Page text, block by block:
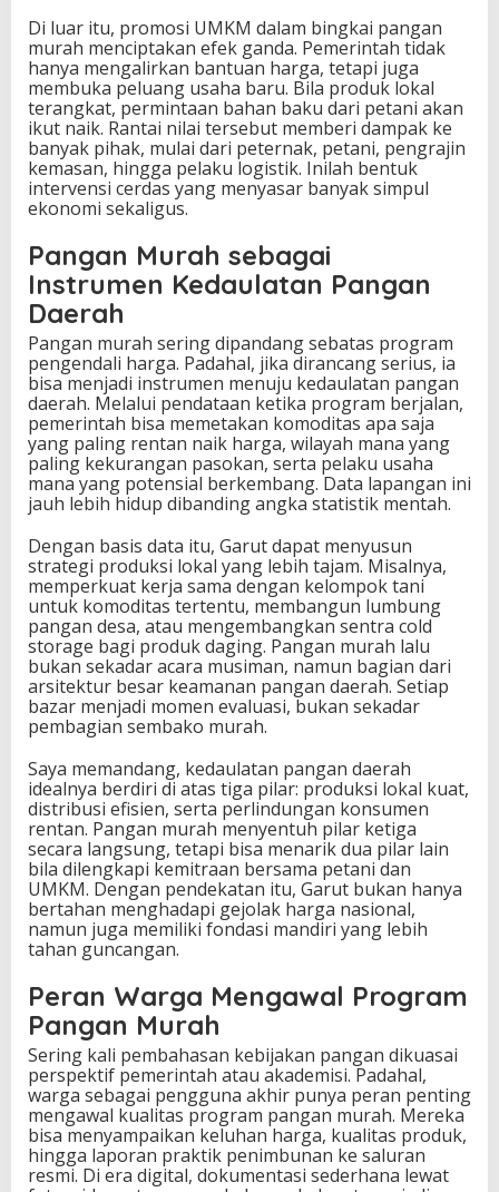
Di luar itu, promosi UMKM dalam bingkai pangan
murah menciptakan efek ganda. Pemerintah tidak
hanya mengalirkan bantuan harga, tetapi juga
membuka peluang usaha baru. Bila produk lokal
terangkat, permintaan bahan baku dari petani akan
ikut naik. Rantai nilai tersebut memberi dampak ke
banyak pihak, mulai dari peternak, petani, pengrajin
kemasan, hingga pelaku logistik. Inilah bentuk
intervensi cerdas yang menyasar banyak simpul
ekonomi sekaligus.
Pangan Murah sebagai
Instrumen Kedaulatan Pangan
Daerah
Pangan murah sering dipandang sebatas program
pengendali harga. Padahal, jika dirancang serius, ia
bisa menjadi instrumen menuju kedaulatan pangan
daerah. Melalui pendataan ketika program berjalan,
pemerintah bisa memetakan komoditas apa saja
yang paling rentan naik harga, wilayah mana yang
paling kekurangan pasokan, serta pelaku usaha
mana yang potensial berkembang. Data lapangan ini
jauh lebih hidup dibanding angka statistik mentah.
Dengan basis data itu, Garut dapat menyusun
strategi produksi lokal yang lebih tajam. Misalnya,
memperkuat kerja sama dengan kelompok tani
untuk komoditas tertentu, membangun lumbung
pangan desa, atau mengembangkan sentra cold
storage bagi produk daging. Pangan murah lalu
bukan sekadar acara musiman, namun bagian dari
arsitektur besar keamanan pangan daerah. Setiap
bazar menjadi momen evaluasi, bukan sekadar
pembagian sembako murah.
Saya memandang, kedaulatan pangan daerah
idealnya berdiri di atas tiga pilar: produksi lokal kuat,
distribusi efisien, serta perlindungan konsumen
rentan. Pangan murah menyentuh pilar ketiga
secara langsung, tetapi bisa menarik dua pilar lain
bila dilengkapi kemitraan bersama petani dan
UMKM. Dengan pendekatan itu, Garut bukan hanya
bertahan menghadapi gejolak harga nasional,
namun juga memiliki fondasi mandiri yang lebih
tahan guncangan.
Peran Warga Mengawal Program
Pangan Murah
Sering kali pembahasan kebijakan pangan dikuasai
perspektif pemerintah atau akademisi. Padahal,
warga sebagai pengguna akhir punya peran penting
mengawal kualitas program pangan murah. Mereka
bisa menyampaikan keluhan harga, kualitas produk,
hingga laporan praktik penimbunan ke saluran
resmi. Di era digital, dokumentasi sederhana lewat